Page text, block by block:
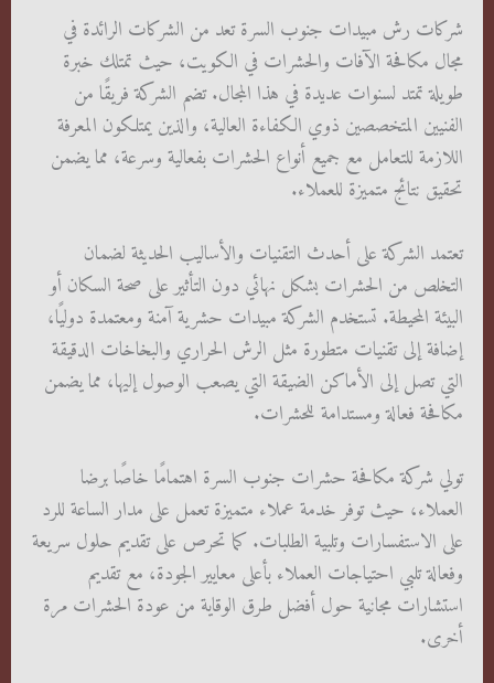
شركات رش مبيدات جنوب السرة تعد من الشركات الرائدة في
مجال مكافحة الآفات والحشرات في الكويت، حيث تمتلك خبرة
طويلة تمتد لسنوات عديدة في هذا المجال. تضم الشركة فريقًا من
الفنيين المتخصصين ذوي الكفاءة العالية، والذين يمتلكون المعرفة
اللازمة للتعامل مع جميع أنواع الحشرات بفعالية وسرعة، مما يضمن
تحقيق نتائج متميزة للعملاء.
تعتمد الشركة على أحدث التقنيات والأساليب الحديثة لضمان
التخلص من الحشرات بشكل نهائي دون التأثير على صحة السكان أو
البيئة المحيطة. تستخدم الشركة مبيدات حشرية آمنة ومعتمدة دوليًا،
إضافة إلى تقنيات متطورة مثل الرش الحراري والبخاخات الدقيقة
التي تصل إلى الأماكن الضيقة التي يصعب الوصول إليها، مما يضمن
مكافحة فعالة ومستدامة للحشرات.
تولي شركة مكافحة حشرات جنوب السرة اهتمامًا خاصًا برضا
العملاء، حيث توفر خدمة عملاء متميزة تعمل على مدار الساعة للرد
على الاستفسارات وتلبية الطلبات. كما تحرص على تقديم حلول سريعة
وفعالة تلبي احتياجات العملاء بأعلى معايير الجودة، مع تقديم
استشارات مجانية حول أفضل طرق الوقاية من عودة الحشرات مرة
أخرى.